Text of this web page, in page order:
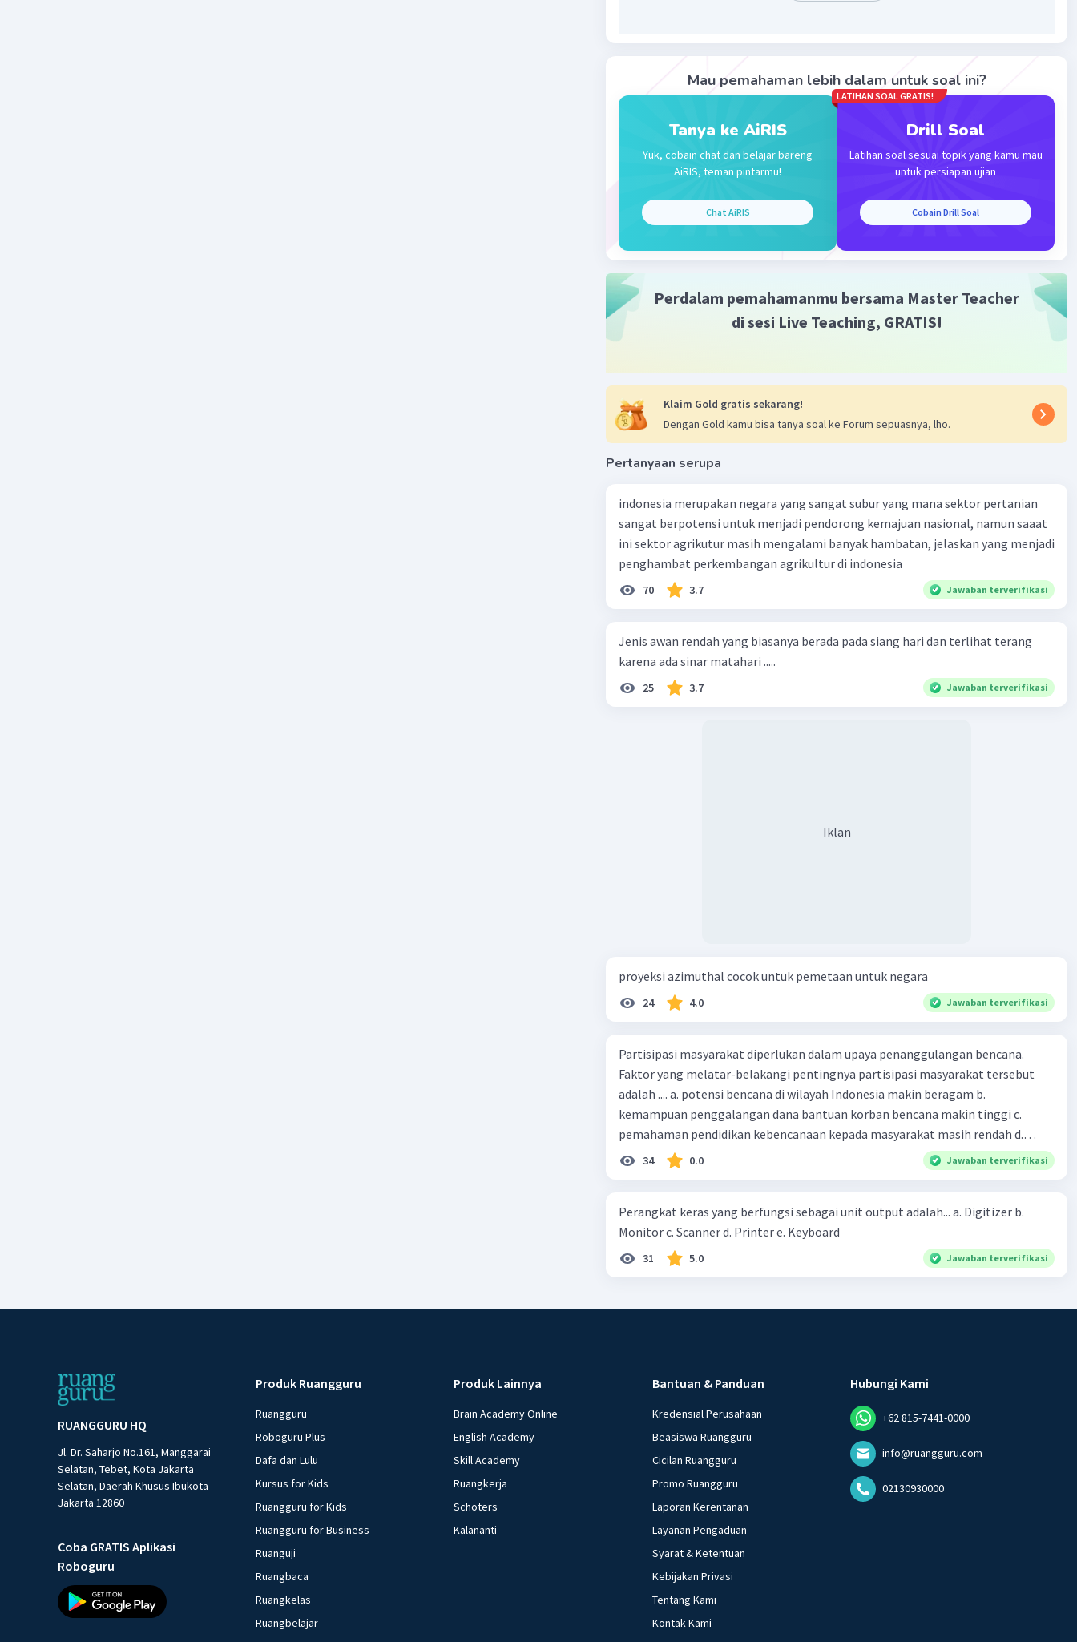
Mau pemahaman lebih dalam untuk soal ini?
Tanya ke AiRIS
Yuk, cobain chat dan belajar bareng
AiRIS, teman pintarmu!
Chat AiRIS
LATIHAN SOAL GRATIS!
Drill Soal
Latihan soal sesuai topik yang kamu mau
untuk persiapan ujian
Cobain Drill Soal
Perdalam pemahamanmu bersama Master Teacher
di sesi Live Teaching, GRATIS!
Klaim Gold gratis sekarang!
Dengan Gold kamu bisa tanya soal ke Forum sepuasnya, lho.
Pertanyaan serupa
indonesia merupakan negara yang sangat subur yang mana sektor pertanian
sangat berpotensi untuk menjadi pendorong kemajuan nasional, namun saaat
ini sektor agrikutur masih mengalami banyak hambatan, jelaskan yang menjadi
penghambat perkembangan agrikultur di indonesia
70 3.7 Jawaban terverifikasi
Jenis awan rendah yang biasanya berada pada siang hari dan terlihat terang
karena ada sinar matahari .....
25 3.7 Jawaban terverifikasi
Iklan
proyeksi azimuthal cocok untuk pemetaan untuk negara
24 4.0 Jawaban terverifikasi
Partisipasi masyarakat diperlukan dalam upaya penanggulangan bencana.
Faktor yang melatar-belakangi pentingnya partisipasi masyarakat tersebut
adalah .... a. potensi bencana di wilayah Indonesia makin beragam b.
kemampuan penggalangan dana bantuan korban bencana makin tinggi c.
pemahaman pendidikan kebencanaan kepada masyarakat masih rendah d.
masyarakat merupakan pihak yang langsung berhadapan dengan bencana e.
kepercayaan pemerintah bahwa masyarakat mampu mengatasi bencana
34 0.0 Jawaban terverifikasi
Perangkat keras yang berfungsi sebagai unit output adalah... a. Digitizer b.
Monitor c. Scanner d. Printer e. Keyboard
31 5.0 Jawaban terverifikasi
RUANGGURU HQ
Jl. Dr. Saharjo No.161, Manggarai
Selatan, Tebet, Kota Jakarta
Selatan, Daerah Khusus Ibukota
Jakarta 12860
Coba GRATIS Aplikasi
Roboguru
Produk Ruangguru
Ruangguru
Roboguru Plus
Dafa dan Lulu
Kursus for Kids
Ruangguru for Kids
Ruangguru for Business
Ruanguji
Ruangbaca
Ruangkelas
Ruangbelajar
Produk Lainnya
Brain Academy Online
English Academy
Skill Academy
Ruangkerja
Schoters
Kalananti
Bantuan & Panduan
Kredensial Perusahaan
Beasiswa Ruangguru
Cicilan Ruangguru
Promo Ruangguru
Laporan Kerentanan
Layanan Pengaduan
Syarat & Ketentuan
Kebijakan Privasi
Tentang Kami
Kontak Kami
Hubungi Kami
+62 815-7441-0000
info@ruangguru.com
02130930000